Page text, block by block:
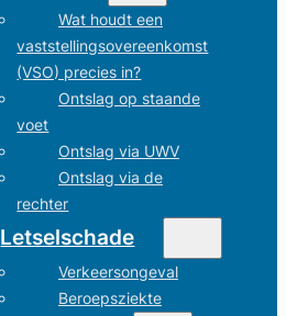
Wat houdt een
vaststellingsovereenkomst
(VSO) precies in?
Ontslag op staande
voet
Ontslag via UWV
Ontslag via de
rechter
Letselschade
Verkeersongeval
Beroepsziekte